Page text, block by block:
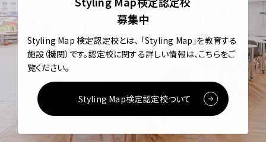
募集中
Styling Map 検定認定校とは、 「Styling Map」を教育する
施設（機関）です。認定校に関する詳しい情報は、こちらをご
覧ください。
Styling Map検定認定校ついて